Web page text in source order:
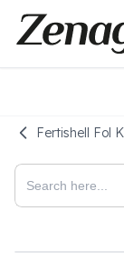
Fertishell Fol K
Search
for: